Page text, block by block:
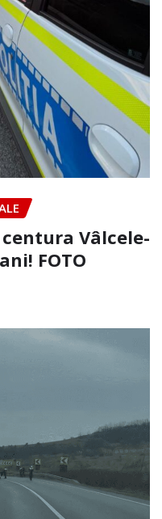
Vâlcele-
FOTO